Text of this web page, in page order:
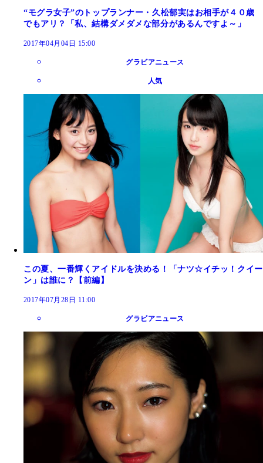
“モグラ女子”のトップランナー・久松郁実はお相手が４０歳
でもアリ？「私、結構ダメダメな部分があるんですよ～」
2017年04月04日 15:00
グラビアニュース
人気
この夏、一番輝くアイドルを決める！「ナツ☆イチッ！クイー
ン」は誰に？【前編】
2017年07月28日 11:00
グラビアニュース